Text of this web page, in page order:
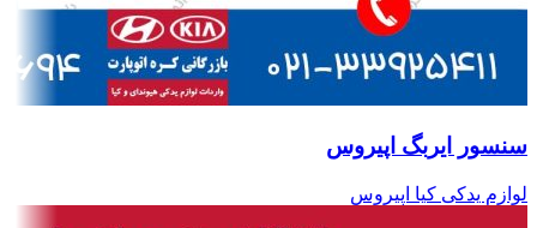
سنسور ایربگ اپیروس
لوازم یدکی کیا اپیروس